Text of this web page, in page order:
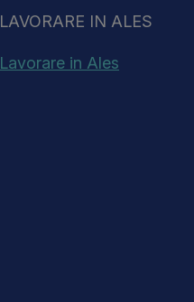
LAVORARE IN ALES
Lavorare in Ales